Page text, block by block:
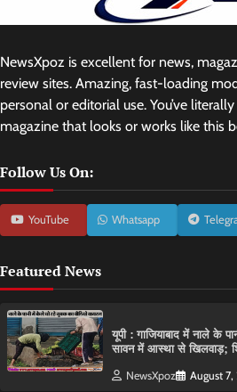
NewsXpoz is excellent for news,
review sites. Amazing, fast-loading
personal or editorial use. You’ve
magazine that looks or works like this
Follow Us On:
YouTube Whatsapp
Featured News
यूपी : गाजियाबाद में नाले के
सावन में आस्था से खिलवाड़;
NewsXpoz August